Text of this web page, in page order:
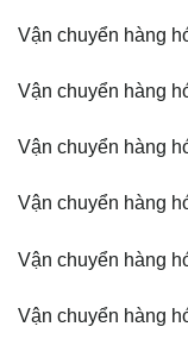
Vận chuyển hàng
Vận chuyển hàng
Vận chuyển hàng
Vận chuyển hàng
Vận chuyển hàng
Vận chuyển hàng